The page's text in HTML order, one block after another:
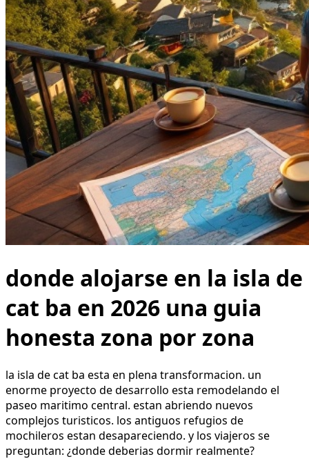
donde alojarse en la isla de
cat ba en 2026 una guia
honesta zona por zona
la isla de cat ba esta en plena transformacion. un
enorme proyecto de desarrollo esta remodelando el
paseo maritimo central. estan abriendo nuevos
complejos turisticos. los antiguos refugios de
mochileros estan desapareciendo. y los viajeros se
preguntan: ¿donde deberias dormir realmente?